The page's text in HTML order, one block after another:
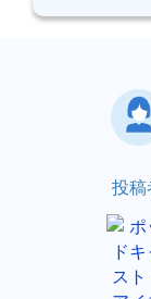
投稿